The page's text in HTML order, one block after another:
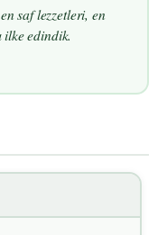
saf lezzetleri, en
ilke edindik.